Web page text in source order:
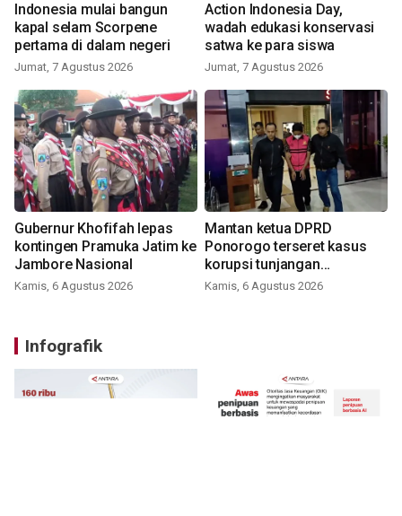
Indonesia mulai bangun
kapal selam Scorpene
pertama di dalam negeri
Jumat, 7 Agustus 2026
Action Indonesia Day,
wadah edukasi konservasi
satwa ke para siswa
Jumat, 7 Agustus 2026
Gubernur Khofifah lepas
kontingen Pramuka Jatim ke
Jambore Nasional
Kamis, 6 Agustus 2026
Mantan ketua DPRD
Ponorogo terseret kasus
korupsi tunjangan
perumahan
Kamis, 6 Agustus 2026
Infografik